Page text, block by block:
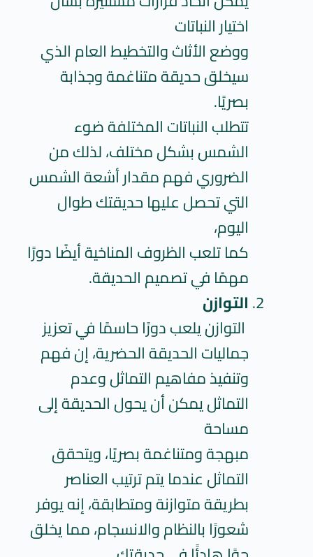
اختيار النباتات
ووضع الأثاث والتخطيط العام الذي
سيخلق حديقة متناغمة وجذابة
بصريًا.
تتطلب النباتات المختلفة ضوء
الشمس بشكل مختلف، لذلك من
الضروري فهم مقدار أشعة الشمس
التي تحصل عليها حديقتك طوال
اليوم،
كما تلعب الظروف المناخية أيضًا دورًا
مهمًا في تصميم الحديقة.
التوازن
التوازن يلعب دورًا حاسمًا في تعزيز
جماليات الحديقة الحضرية، إن فهم
وتنفيذ مفاهيم التماثل وعدم
التماثل يمكن أن يحول الحديقة إلى
مساحة
مبهجة ومتناغمة بصريًا، ويتحقق
التماثل عندما يتم ترتيب العناصر
بطريقة متوازنة ومتطابقة، إنه يوفر
شعورًا بالنظام والانسجام، مما يخلق